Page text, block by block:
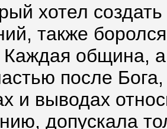
хотел
также
Каждая община,
после
и выводах
допускала